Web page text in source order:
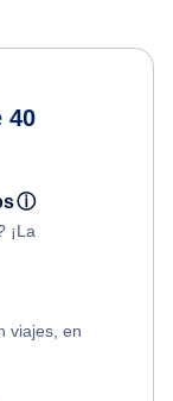
40
ⓘ
¡La
viajes, en